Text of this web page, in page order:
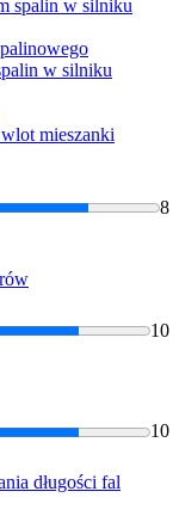
spalin w silniku
w silniku
mieszanki
8
10
10
długości fal